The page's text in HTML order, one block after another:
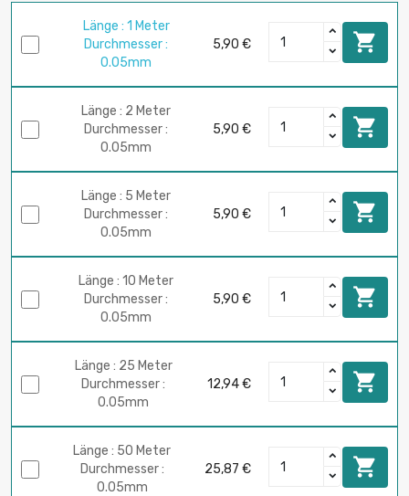
Länge : 1 Meter
Durchmesser :
0.05mm
5,90 € 
Länge : 2 Meter
Durchmesser :
0.05mm
5,90 € 
Länge : 5 Meter
Durchmesser :
0.05mm
5,90 € 
Länge : 10 Meter
Durchmesser :
0.05mm
5,90 € 
Länge : 25 Meter
Durchmesser :
0.05mm
12,94 € 
Länge : 50 Meter
Durchmesser :
0.05mm
25,87 € 